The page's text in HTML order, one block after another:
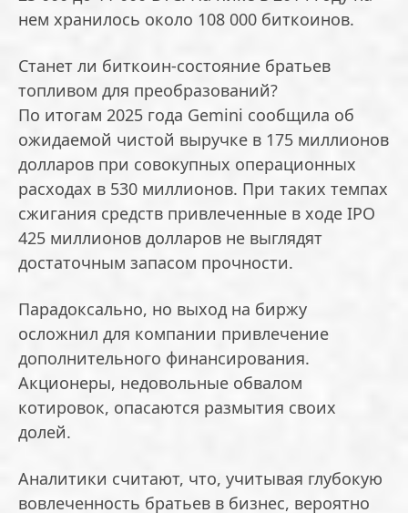
нем хранилось около 108 000 биткоинов.
Станет ли биткоин-состояние братьев
топливом для преобразований?
По итогам 2025 года Gemini сообщила об
ожидаемой чистой выручке в 175 миллионов
долларов при совокупных операционных
расходах в 530 миллионов. При таких темпах
сжигания средств привлеченные в ходе IPO
425 миллионов долларов не выглядят
достаточным запасом прочности.
Парадоксально, но выход на биржу
осложнил для компании привлечение
дополнительного финансирования.
Акционеры, недовольные обвалом
котировок, опасаются размытия своих
долей.
Аналитики считают, что, учитывая глубокую
вовлеченность братьев в бизнес, вероятно